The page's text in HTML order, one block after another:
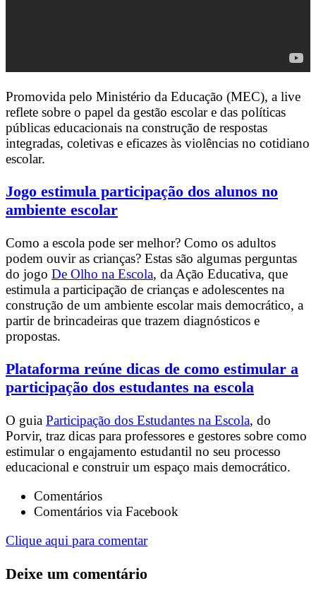
Promovida pelo Ministério da Educação (MEC), a live
reflete sobre o papel da gestão escolar e das políticas
públicas educacionais na construção de respostas
integradas, coletivas e eficazes às violências no cotidiano
escolar.
Jogo estimula participação dos alunos no
ambiente escolar
Como a escola pode ser melhor? Como os adultos
podem ouvir as crianças? Estas são algumas perguntas
do jogo De Olho na Escola, da Ação Educativa, que
estimula a participação de crianças e adolescentes na
construção de um ambiente escolar mais democrático, a
partir de brincadeiras que trazem diagnósticos e
propostas.
Plataforma reúne dicas de como estimular a
participação dos estudantes na escola
O guia Participação dos Estudantes na Escola, do
Porvir, traz dicas para professores e gestores sobre como
estimular o engajamento estudantil no seu processo
educacional e construir um espaço mais democrático.
Comentários
Comentários via Facebook
Clique aqui para comentar
Deixe um comentário